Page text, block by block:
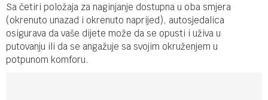
Sa četiri položaja za naginjanje dostupna u oba smjera
(okrenuto unazad i okrenuto naprijed), autosjedalica
osigurava da vaše dijete može da se opusti i uživa u
putovanju ili da se angažuje sa svojim okruženjem u
potpunom komforu.